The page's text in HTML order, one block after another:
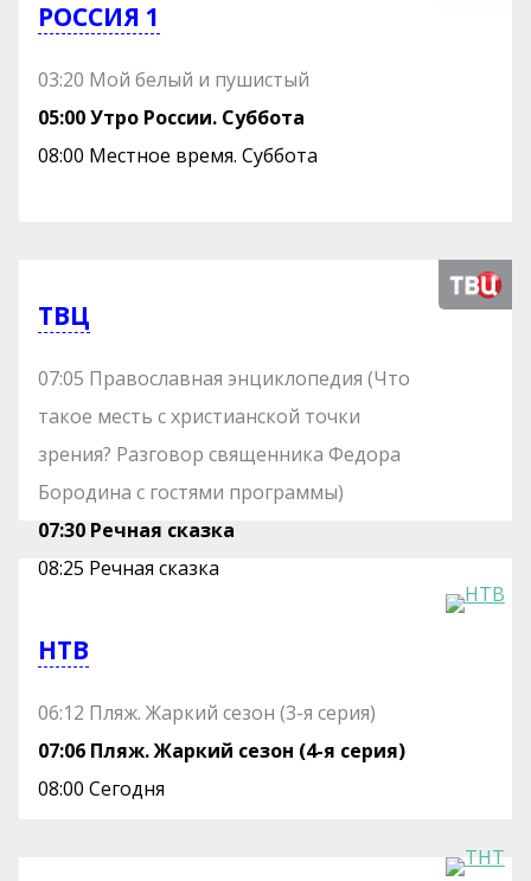
РОССИЯ 1
03:20 Мой белый и пушистый
05:00 Утро России. Суббота
08:00 Местное время. Суббота
ТВЦ
07:05 Православная энциклопедия (Что
такое месть с христианской точки
зрения? Разговор священника Федора
Бородина с гостями программы)
07:30 Речная сказка
08:25 Речная сказка
НТВ
06:12 Пляж. Жаркий сезон (3-я серия)
07:06 Пляж. Жаркий сезон (4-я серия)
08:00 Сегодня